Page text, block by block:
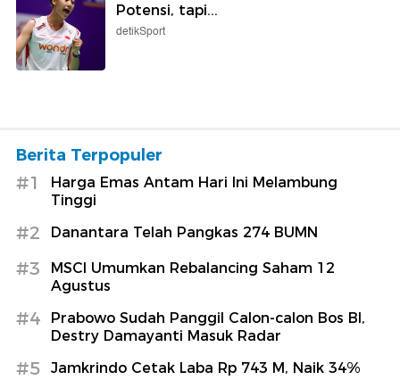
Potensi, tapi...
detikSport
Berita Terpopuler
#1
Harga Emas Antam Hari Ini Melambung
Tinggi
#2 Danantara Telah Pangkas 274 BUMN
#3
MSCI Umumkan Rebalancing Saham 12
Agustus
#4
Prabowo Sudah Panggil Calon-calon Bos BI,
Destry Damayanti Masuk Radar
#5 Jamkrindo Cetak Laba Rp 743 M, Naik 34%